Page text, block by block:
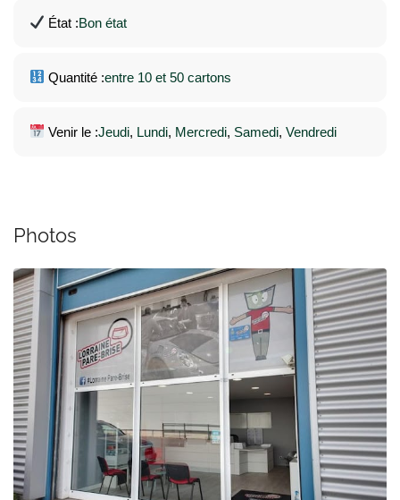
État :Bon état
Quantité :entre 10 et 50 cartons
Venir le :Jeudi, Lundi, Mercredi, Samedi, Vendredi
Photos